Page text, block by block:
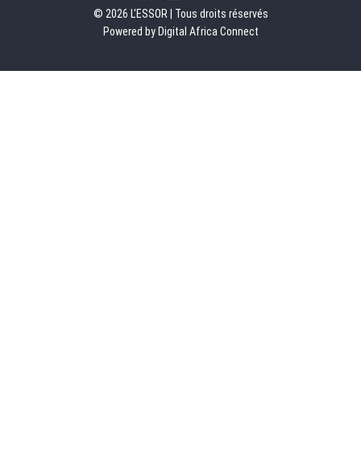
© 2026 L'ESSOR | Tous droits réservés
Powered by Digital Africa Connect